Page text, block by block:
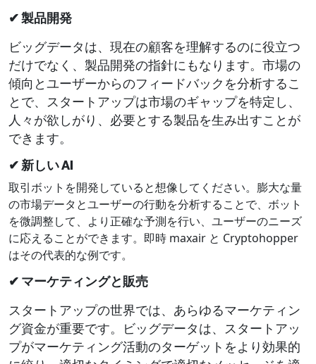
✔ 製品開発
ビッグデータは、現在の顧客を理解するのに役立つ
だけでなく、製品開発の指針にもなります。市場の
傾向とユーザーからのフィードバックを分析するこ
とで、スタートアップは市場のギャップを特定し、
人々が欲しがり、必要とする製品を生み出すことが
できます。
✔ 新しい AI
取引ボットを開発していると想像してください。膨大な量
の市場データとユーザーの行動を分析することで、ボット
を微調整して、より正確な予測を行い、ユーザーのニーズ
に応えることができます。即時 maxair と Cryptohopper
はその代表的な例です。
✔ マーケティングと販売
スタートアップの世界では、あらゆるマーケティン
グ資金が重要です。ビッグデータは、スタートアッ
プがマーケティング活動のターゲットをより効果的